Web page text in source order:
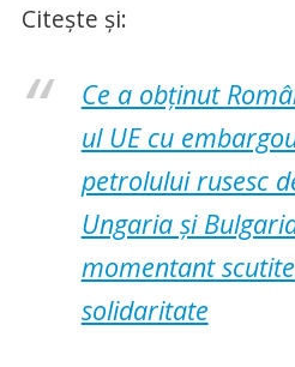
Citește și:
Ce a obținut
ul UE cu
petrolului rusesc
Ungaria și
momentant
solidaritate